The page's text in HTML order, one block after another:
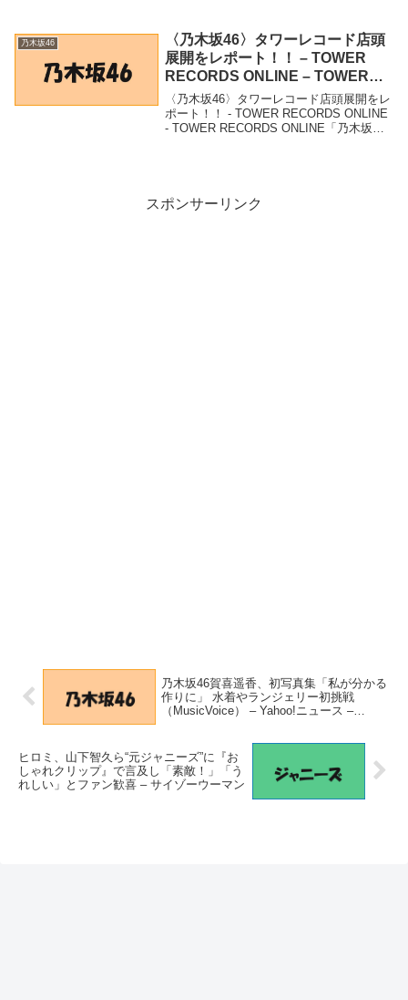
E-TALENTBAN...
乃木坂46
〈乃木坂46〉タワーレコード店頭
展開をレポート！！ – TOWER
RECORDS ONLINE – TOWER
RECORDS ONLINE
〈乃木坂46〉タワーレコード店頭展開をレ
ポート！！ - TOWER RECORDS ONLINE
- TOWER RECORDS ONLINE「乃木坂
スポンサーリンク
乃木坂46賀喜遥香、初写真集「私が分かる
作りに」 水着やランジェリー初挑戦
（MusicVoice） – Yahoo!ニュース –
ヒロミ、山下智久ら“元ジャニーズ”に『お
しゃれクリップ』で言及し「素敵！」「う
れしい」とファン歓喜 – サイゾーウーマン